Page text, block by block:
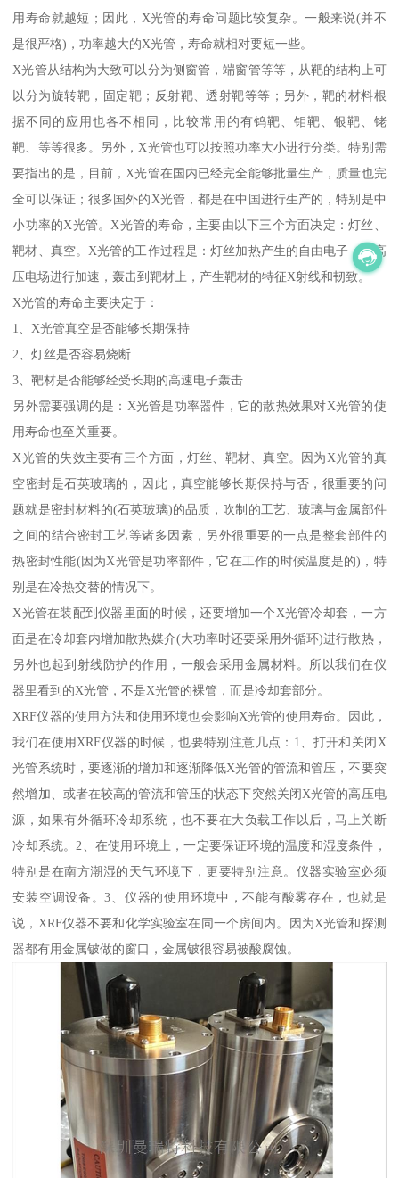
用寿命就越短；因此，X光管的寿命问题比较复杂。一般来说(并不
是很严格)，功率越大的X光管，寿命就相对要短一些。
X光管从结构为大致可以分为侧窗管，端窗管等等，从靶的结构上可
以分为旋转靶，固定靶；反射靶、透射靶等等；另外，靶的材料根
据不同的应用也各不相同，比较常用的有钨靶、钼靶、银靶、铑
靶、等等很多。另外，X光管也可以按照功率大小进行分类。特别需
要指出的是，目前，X光管在国内已经完全能够批量生产，质量也完
全可以保证；很多国外的X光管，都是在中国进行生产的，特别是中
小功率的X光管。X光管的寿命，主要由以下三个方面决定：灯丝、
靶材、真空。X光管的工作过程是：灯丝加热产生的自由电子，在高
压电场进行加速，轰击到靶材上，产生靶材的特征X射线和韧致。
X光管的寿命主要决定于：
1、X光管真空是否能够长期保持
2、灯丝是否容易烧断
3、靶材是否能够经受长期的高速电子轰击
另外需要强调的是：X光管是功率器件，它的散热效果对X光管的使
用寿命也至关重要。
X光管的失效主要有三个方面，灯丝、靶材、真空。因为X光管的真
空密封是石英玻璃的，因此，真空能够长期保持与否，很重要的问
题就是密封材料的(石英玻璃)的品质，吹制的工艺、玻璃与金属部件
之间的结合密封工艺等诸多因素，另外很重要的一点是整套部件的
热密封性能(因为X光管是功率部件，它在工作的时候温度是的)，特
别是在冷热交替的情况下。
X光管在装配到仪器里面的时候，还要增加一个X光管冷却套，一方
面是在冷却套内增加散热媒介(大功率时还要采用外循环)进行散热，
另外也起到射线防护的作用，一般会采用金属材料。所以我们在仪
器里看到的X光管，不是X光管的裸管，而是冷却套部分。
XRF仪器的使用方法和使用环境也会影响X光管的使用寿命。因此，
我们在使用XRF仪器的时候，也要特别注意几点：1、打开和关闭X
光管系统时，要逐渐的增加和逐渐降低X光管的管流和管压，不要突
然增加、或者在较高的管流和管压的状态下突然关闭X光管的高压电
源，如果有外循环冷却系统，也不要在大负载工作以后，马上关断
冷却系统。2、在使用环境上，一定要保证环境的温度和湿度条件，
特别是在南方潮湿的天气环境下，更要特别注意。仪器实验室必须
安装空调设备。3、仪器的使用环境中，不能有酸雾存在，也就是
说，XRF仪器不要和化学实验室在同一个房间内。因为X光管和探测
器都有用金属铍做的窗口，金属铍很容易被酸腐蚀。